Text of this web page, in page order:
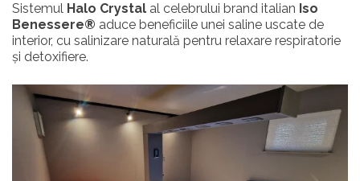
Sistemul Halo Crystal al celebrului brand italian Iso
Benessere® aduce beneficiile unei saline uscate de
interior, cu salinizare naturală pentru relaxare respiratorie
și detoxifiere.